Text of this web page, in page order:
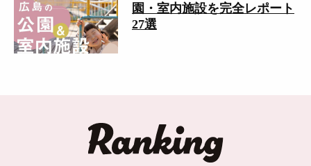
園・室内施設を完全レポート
27選